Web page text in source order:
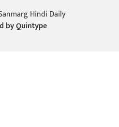
Hindi Daily
byQuintype